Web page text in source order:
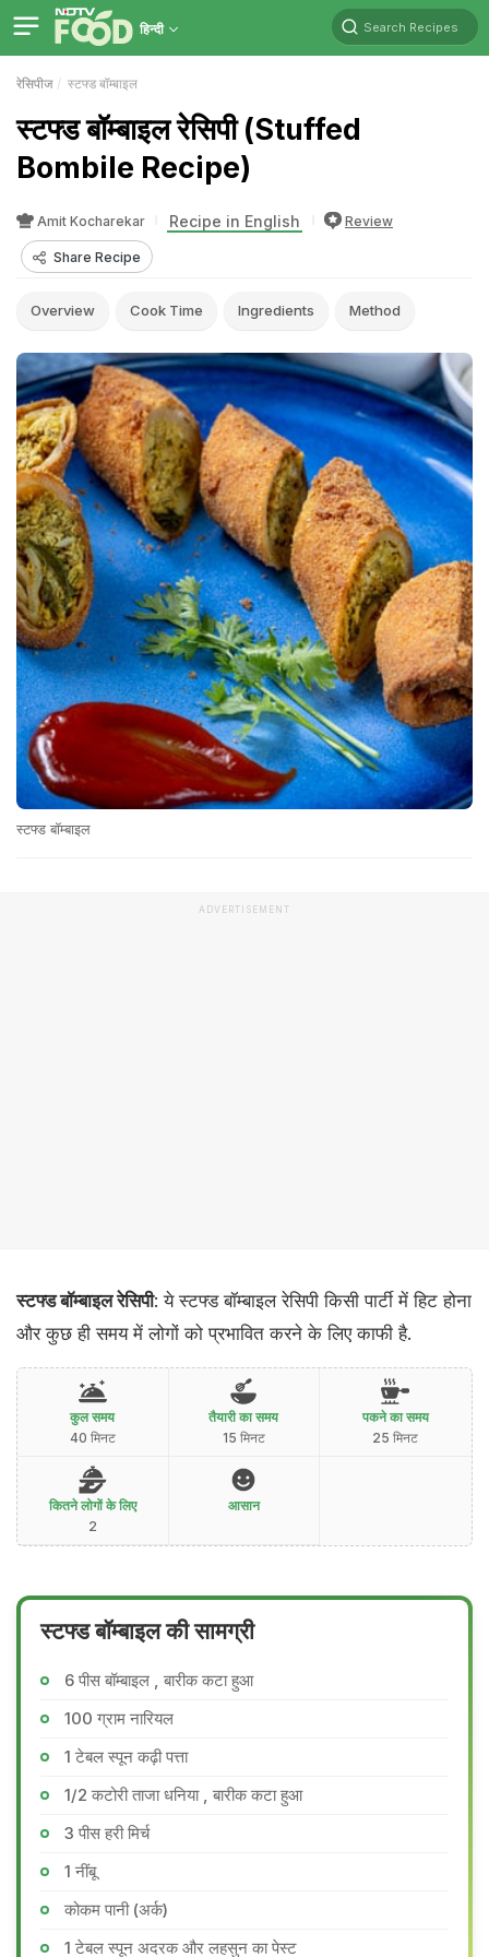
हिन्दी Search Recipes
रेसिपीज स्टफ्ड बॉम्बाइल
स्टफ्ड बॉम्बाइल रेसिपी (Stuffed
Bombile Recipe)
Amit Kocharekar Recipe in English Review
Share Recipe
Overview Cook Time Ingredients Method
स्टफ्ड बॉम्बाइल
ADVERTISEMENT
स्टफ्ड बॉम्बाइल रेसिपी: ये स्टफ्ड बॉम्बाइल रेसिपी किसी पार्टी में हिट होना
और कुछ ही समय में लोगों को प्रभावित करने के लिए काफी है.
कुल समय
40 मिनट
तैयारी का समय
15 मिनट
पकने का समय
25 मिनट
कितने लोगों के लिए
2
आसान
स्टफ्ड बॉम्बाइल की सामग्री
6 पीस बॉम्बाइल , बारीक कटा हुआ
100 ग्राम नारियल
1 टेबल स्पून कढ़ी पत्ता
1/2 कटोरी ताजा धनिया , बारीक कटा हुआ
3 पीस हरी मिर्च
1 नींबू
कोकम पानी (अर्क)
1 टेबल स्पून अदरक और लहसुन का पेस्ट